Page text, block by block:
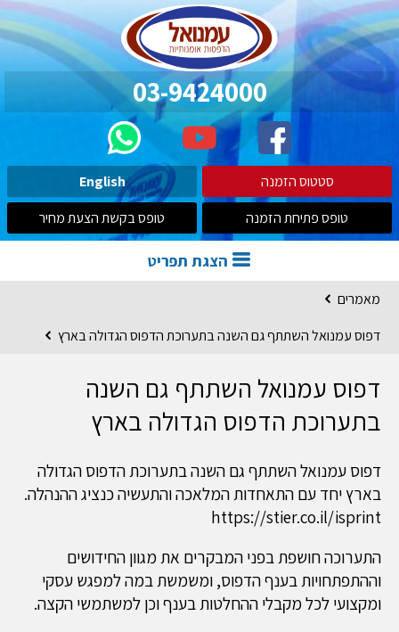
03-9424000
סטטוס הזמנה
English
טופס פתיחת הזמנה
טופס בקשת הצעת מחיר
מאמרים
דפוס עמנואל השתתף גם השנה בתערוכת הדפוס הגדולה בארץ
דפוס עמנואל השתתף גם השנה
בתערוכת הדפוס הגדולה בארץ
דפוס עמנואל השתתף גם השנה בתערוכת הדפוס הגדולה
בארץ יחד עם התאחדות המלאכה והתעשיה כנציג ההנהלה.
https://stier.co.il/isprint
התערוכה חושפת בפני המבקרים את מגוון החידושים
וההתפתחויות בענף הדפוס, ומשמשת במה למפגש עסקי
ומקצועי לכל מקבלי ההחלטות בענף וכן למשתמשי הקצה.